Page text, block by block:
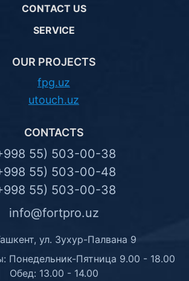
CONTACT US
SERVICE
OUR PROJECTS
fpg.uz
utouch.uz
CONTACTS
55) 503-00-38
55) 503-00-48
55) 503-00-38
info@fortpro.uz
ул. Зухур-Палвана 9
Понедельник-Пятница 9.00 - 18.00
Обед: 13.00 - 14.00